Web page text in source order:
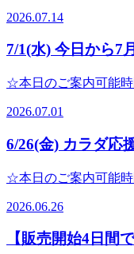
す。チャージ残高有
ないカラダを！夏休
キャンペーンを逃さ
ニューもご用意して
った夏季限定のヘッ
疲れの箇所に合わせ
ご来店下さいね
う！皆さまのご来店
盤ストレッチ】を取
なるので、羽織るも
飲んだりしてお身体
ほぐすなど外側から
定、冷たい炭酸泡を
はピッタリです!冷た
て気持ちがいいです
す!お客様のお疲れ箇
関節ストレッチ】を
123-0843東京都足立
20:20※30分コースの
～15:30まで随時ご案
スの場合
きますが体調を崩さ
水分補給をしたり日
パ】も今日みたいな
フットケアにもオス
はお気軽にスタッフ
店心よりお待ちしてお
マッサージよりも気
2026.07.14
7/1(水) 今日から7
☆本日のご案内可能
可能時間☆お問い合わ
村
で身体が重く感じて
体全体をリフレッシ
快ヘッドスパ」がオ
チっシュワっと爽快
酸素を供給しようと
2026.07.01
6/26(金) カラダ応
☆本日のご案内可能
可能時間☆お問い合わ
部
んにちは!Re.Ra.Kuパ
2026.06.26
【販売開始4日間